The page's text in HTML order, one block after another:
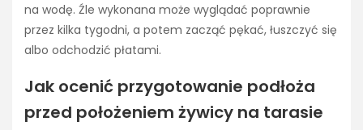
na wodę. Źle wykonana może wyglądać poprawnie
przez kilka tygodni, a potem zacząć pękać, łuszczyć się
albo odchodzić płatami.
Jak ocenić przygotowanie podłoża
przed położeniem żywicy na tarasie